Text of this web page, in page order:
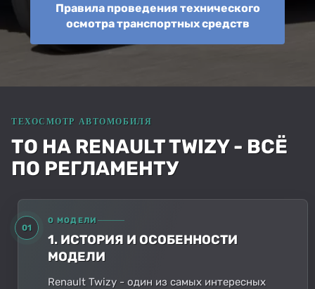
Правила проведения технического
осмотра транспортных средств
ТО НА RENAULT TWIZY - ВСЁ
ПО РЕГЛАМЕНТУ
01
О МОДЕЛИ
1. ИСТОРИЯ И ОСОБЕННОСТИ
МОДЕЛИ
Renault Twizy - один из самых интересных